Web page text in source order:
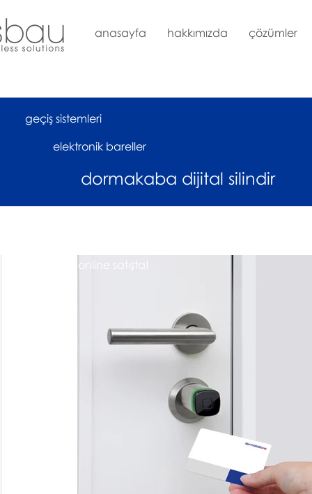
anasayfa hakkımızda çözümler
geçiş sistemleri
elektronik bareller
dormakaba dijital silindir
çok yakında online satışta!